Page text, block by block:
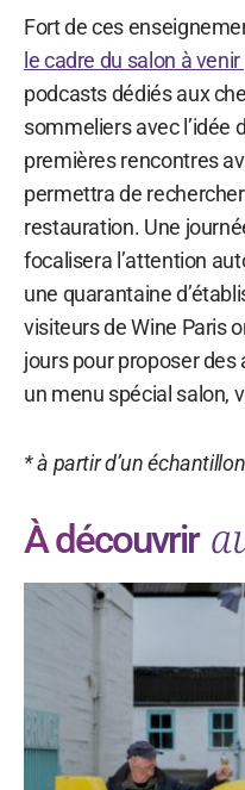
Fort de ces
le cadre du salon à
podcasts dédiés aux
sommeliers avec l’idée
premières rencontres
permettra de
restauration. Une
focalisera l’attention
une quarantaine
visiteurs de Wine Paris
jours pour proposer
un menu spécial salon,
* à partir d’un
À découvrir